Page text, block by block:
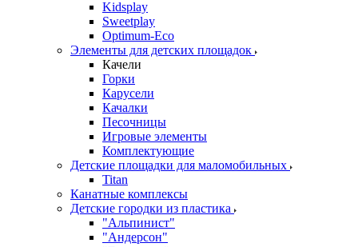
Kidsplay
Sweetplay
Оptimum-Еco
Элементы для детских площадок
Качели
Горки
Карусели
Качалки
Песочницы
Игровые элементы
Комплектующие
Детские площадки для маломобильных
Titan
Канатные комплексы
Детские городки из пластика
"Альпинист"
"Андерсон"